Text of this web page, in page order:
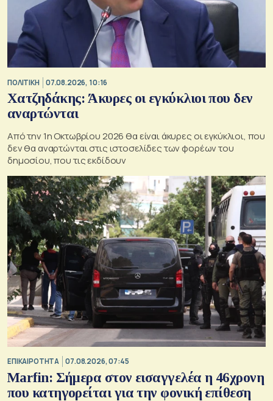
ΠΟΛΙΤΙΚΗ 07.08.2026, 10:16
Χατζηδάκης: Άκυρες οι εγκύκλιοι που δεν
αναρτώνται
Από την 1η Οκτωβρίου 2026 θα είναι άκυρες οι εγκύκλιοι, που
δεν θα αναρτώνται στις ιστοσελίδες των φορέων του
δημοσίου, που τις εκδίδουν
ΕΠΙΚΑΙΡΟΤΗΤΑ 07.08.2026, 07:45
Marfin: Σήμερα στον εισαγγελέα η 46χρονη
που κατηγορείται για την φονική επίθεση